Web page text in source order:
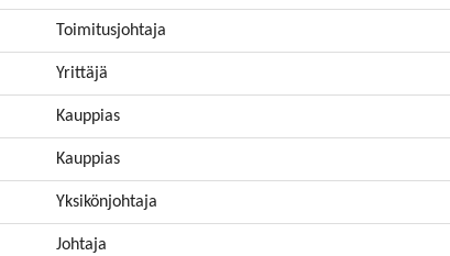
Toimitusjohtaja
Yrittäjä
Kauppias
Kauppias
Yksikönjohtaja
Johtaja